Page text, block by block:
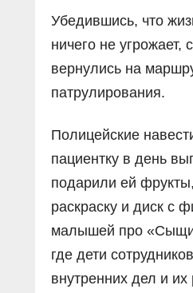
Убедившись, что
ничего не угрожает,
вернулись на
патрулирования.
Полицейские
пациентку в день
подарили ей
раскраску и диск с
малышей про
где дети
внутренних дел и их